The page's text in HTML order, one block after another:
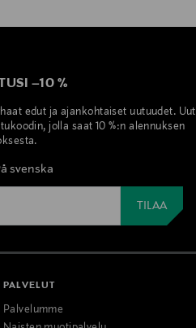
–10 %
edut ja ajankohtaiset uutuudet.
jolla saat 10 %:n alennuksen
svenska
PALVELUT
Palvelumme